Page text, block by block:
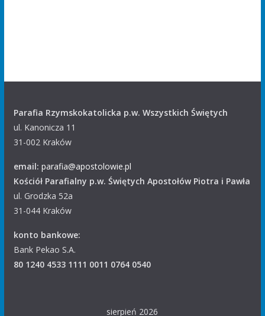
Parafia Rzymskokatolicka p.w. Wszystkich Świętych
ul. Kanonicza 11
31-002 Kraków
email: parafia@apostolowie.pl
Kościół Parafialny p.w. Świętych Apostołów Piotra i Pawła
ul. Grodzka 52a
31-044 Kraków
konto bankowe:
Bank Pekao S.A.
80 1240 4533 1111 0011 0764 0540
sierpień 2026